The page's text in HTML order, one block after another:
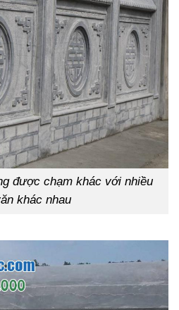
được chạm khác với nhiều
khác nhau